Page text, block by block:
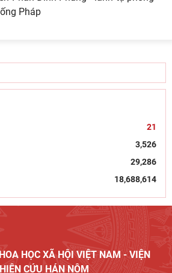
Phan Đình Phùng - lãnh tụ phong
Pháp
21
3,526
29,286
18,688,614
HỌC XÃ HỘI VIỆT NAM - VIỆN
CỨU HÁN NÔM